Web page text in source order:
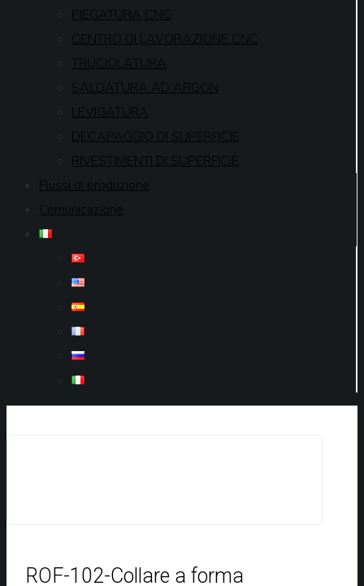
PIEGATURA CNC
CENTRO DI LAVORAZIONE CNC
TRUCIOLATURA
SALDATURA AD ARGON
LEVIGATURA
DECAPAGGIO DI SUPERFICIE
RIVESTIMENTI DI SUPERFICIE
Flussi di produzione
Comunicazione
ROF-102-Collare a forma